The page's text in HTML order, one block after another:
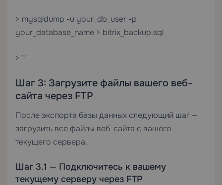
> mysqldump -u your_db_user -p
your_database_name > bitrix_backup.sql
> “`
Шаг 3: Загрузите файлы вашего веб-
сайта через FTP
После экспорта базы данных следующий шаг —
загрузить все файлы веб-сайта с вашего
текущего сервера.
Шаг 3.1 — Подключитесь к вашему
текущему серверу через FTP